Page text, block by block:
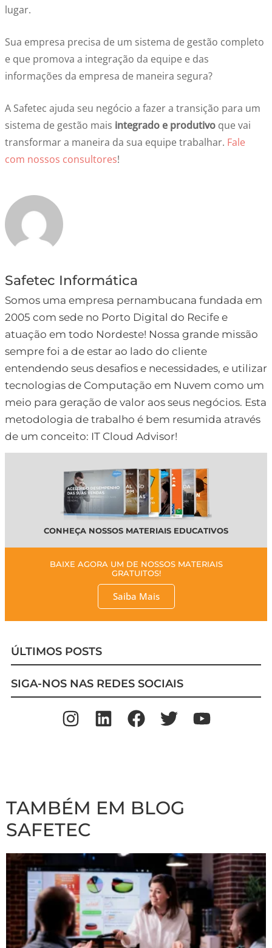
lugar.
Sua empresa precisa de um sistema de gestão completo
e que promova a integração da equipe e das
informações da empresa de maneira segura?
A Safetec ajuda seu negócio a fazer a transição para um
sistema de gestão mais integrado e produtivo que vai
transformar a maneira da sua equipe trabalhar. Fale
com nossos consultores!
Safetec Informática
Somos uma empresa pernambucana fundada em
2005 com sede no Porto Digital do Recife e
atuação em todo Nordeste! Nossa grande missão
sempre foi a de estar ao lado do cliente
entendendo seus desafios e necessidades, e utilizar
tecnologias de Computação em Nuvem como um
meio para geração de valor aos seus negócios. Esta
metodologia de trabalho é bem resumida através
de um conceito: IT Cloud Advisor!
CONHEÇA NOSSOS MATERIAIS EDUCATIVOS
BAIXE AGORA UM DE NOSSOS MATERIAIS
GRATUITOS!
Saiba Mais
ÚLTIMOS POSTS
SIGA-NOS NAS REDES SOCIAIS
TAMBÉM EM BLOG
SAFETEC